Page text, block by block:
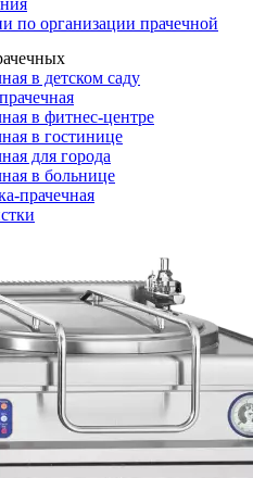
по организации прачечной
в детском саду
в фитнес-центре
в гостинице
для города
в больнице
прачечная